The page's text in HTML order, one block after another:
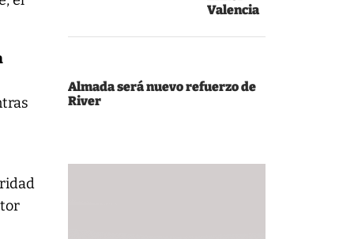
Valencia
Almada será nuevo refuerzo de
River